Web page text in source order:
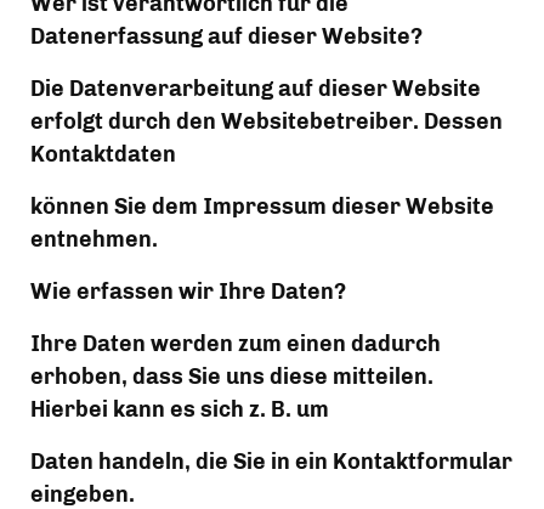
Datenerfassung auf dieser Website?
Die Datenverarbeitung auf dieser Website
erfolgt durch den Websitebetreiber. Dessen
Kontaktdaten
können Sie dem Impressum dieser Website
entnehmen.
Wie erfassen wir Ihre Daten?
Ihre Daten werden zum einen dadurch
erhoben, dass Sie uns diese mitteilen.
Hierbei kann es sich z. B. um
Daten handeln, die Sie in ein Kontaktformular
eingeben.